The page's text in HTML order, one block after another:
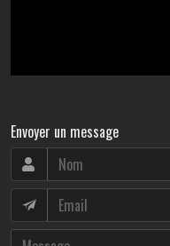
Envoyer un message